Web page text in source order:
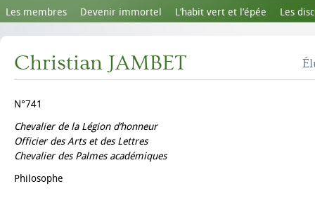
Les membres Devenir immortel L’habit vert et l’épée Les
Christian JAMBET
N°741
Chevalier de la Légion d’honneur
Officier des Arts et des Lettres
Chevalier des Palmes académiques
Philosophe